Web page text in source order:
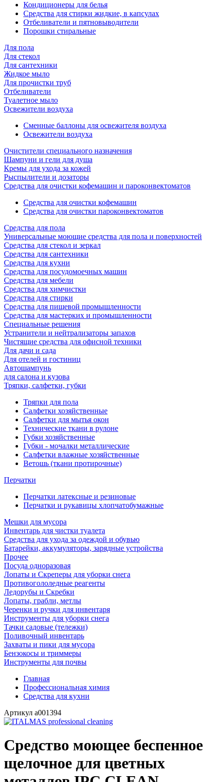
Кондиционеры для белья
Средства для стирки жидкие, в капсулах
Отбеливатели и пятновыводители
Порошки стиральные
Для пола
Для стекол
Для сантехники
Жидкое мыло
Для прочистки труб
Отбеливатели
Туалетное мыло
Освежители воздуха
Сменные баллоны для освежителя воздуха
Освежители воздуха
Очистители специального назначения
Шампуни и гели для душа
Кремы для ухода за кожей
Рыспылители и дозаторы
Cредства для очистки кофемашин и пароконвектоматов
Средства для очистки кофемашин
Cредства для очистки пароконвектоматов
Средства для пола
Универсальные моющие средства для пола и поверхностей
Средства для стекол и зеркал
Средства для сантехники
Средства для кухни
Средства для посудомоечных машин
Средства для мебели
Средства для химчистки
Средства для стирки
Средства для пищевой промышленности
Средства для мастерких и промышленности
Специальные решения
Устранители и нейтрализаторы запахов
Чистящие средства для офисной техники
Для дачи и сада
Для отелей и гостиниц
Автошампунь
для салона и кузова
Тряпки, салфетки, губки
Тряпки для пола
Салфетки хозяйственные
Салфетки для мытья окон
Технические ткани в рулоне
Губки хозяйственные
Губки - мочалки металлические
Салфетки влажные хозяйственные
Ветошь (ткани протирочные)
Перчатки
Перчатки латексные и резиновые
Перчатки и рукавицы хлопчатобумажные
Мешки для мусора
Инвентарь для чистки туалета
Средства для ухода за одеждой и обувью
Батарейки, аккумуляторы, зарядные устройства
Прочее
Посуда одноразовая
Лопаты и Скреперы для уборки снега
Противогололедные реагенты
Ледорубы и Скребки
Лопаты, грабли, метлы
Черенки и ручки для инвентаря
Инструменты для уборки снега
Тачки садовые (тележки)
Поливочный инвентарь
Захваты и пики для мусора
Бензокосы и триммеры
Инструменты для почвы
Главная
Профессиональная химия
Средства для кухни
Артикул a001394
Средство моющее беспенное
щелочное для цветных